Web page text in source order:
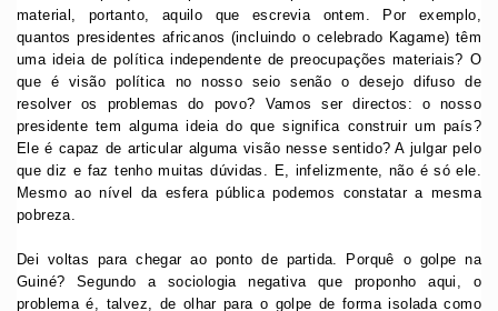
material, portanto, aquilo que escrevia ontem. Por exemplo,
quantos presidentes africanos (incluindo o celebrado Kagame) têm
uma ideia de política independente de preocupações materiais? O
que é visão política no nosso seio senão o desejo difuso de
resolver os problemas do povo? Vamos ser directos: o nosso
presidente tem alguma ideia do que significa construir um país?
Ele é capaz de articular alguma visão nesse sentido? A julgar pelo
que diz e faz tenho muitas dúvidas. E, infelizmente, não é só ele.
Mesmo ao nível da esfera pública podemos constatar a mesma
pobreza.
Dei voltas para chegar ao ponto de partida. Porquê o golpe na
Guiné? Segundo a sociologia negativa que proponho aqui, o
problema é, talvez, de olhar para o golpe de forma isolada como